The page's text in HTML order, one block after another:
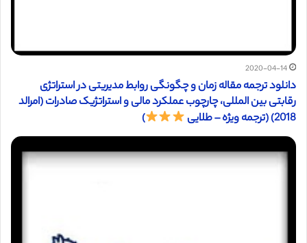
2020-04-14
دانلود ترجمه مقاله زمان و چگونگی روابط مدیریتی در استراتژی
رقابتی بین المللی، چارچوب عملکرد مالی و استراتژیک صادرات (امرالد
2018) (ترجمه ویژه – طلایی
)